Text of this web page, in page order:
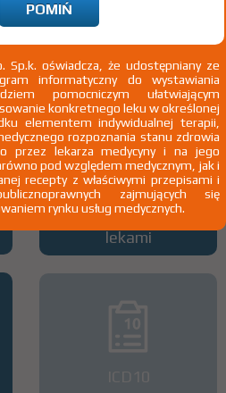
ATC
Interakcje z wieloma
lekami
POMIŃ
Sp.k. oświadcza, że udostępniany ze
informatyczny do wystawiania
pomocniczym ułatwiającym
konkretnego leku w określonej
elementem indywidualnej terapii,
rozpoznania stanu zdrowia
przez lekarza medycyny i na jego
pod względem medycznym, jak i
recepty z właściwymi przepisami i
zajmujących się
rynku usług medycznych.